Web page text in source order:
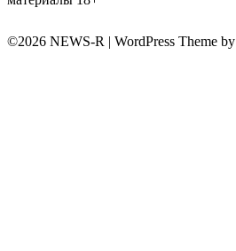
©2026 NEWS-R | WordPress Theme by